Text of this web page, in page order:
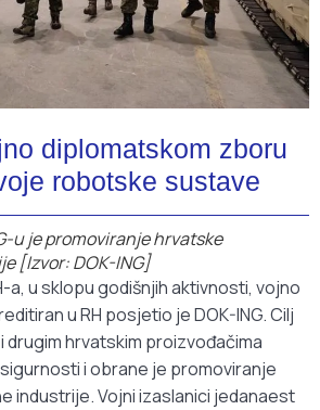
diplomatskom zboru
robotske sustave
u je promoviranje hrvatske
[Izvor: DOK-ING]
a, u sklopu godišnjih aktivnosti, vojno
u RH posjetio je DOK-ING. Cilj
drugim hrvatskim proizvođačima
i obrane je promoviranje
industrije. Vojni izaslanici jedanaest